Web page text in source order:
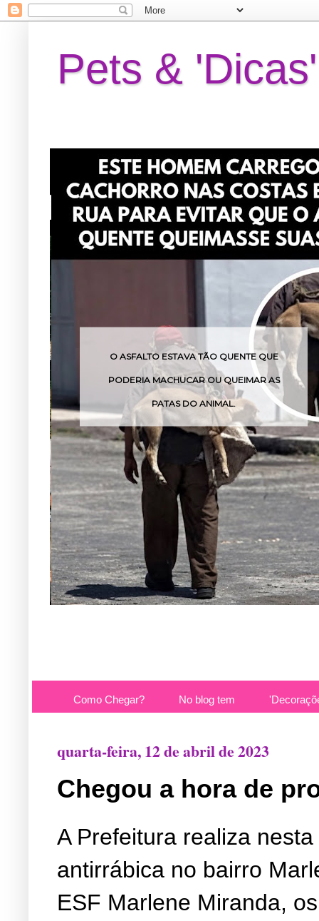
Pets & 'Dicas'
QUE
QUEIMAR AS
O VENENO DESSA COBRA
POUCAS HORAS
Como Chegar? No blog tem
quarta-feira, 12 de abril de 2023
Chegou a hora de
A Prefeitura realiza
antirrábica no bairro
ESF Marlene Miranda,